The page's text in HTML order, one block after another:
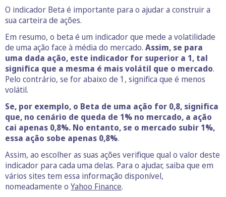
O indicador Beta é importante para o ajudar a construir a
sua carteira de ações.
Em resumo, o beta é um indicador que mede a volatilidade
de uma ação face à média do mercado. Assim, se para
uma dada ação, este indicador for superior a 1, tal
significa que a mesma é mais volátil que o mercado.
Pelo contrário, se for abaixo de 1, significa que é menos
volátil.
Se, por exemplo, o Beta de uma ação for 0,8, significa
que, no cenário de queda de 1% no mercado, a ação
cai apenas 0,8%. No entanto, se o mercado subir 1%,
essa ação sobe apenas 0,8%.
Assim, ao escolher as suas ações verifique qual o valor deste
indicador para cada uma delas. Para o ajudar, saiba que em
vários sites tem essa informação disponível,
nomeadamente o Yahoo Finance.